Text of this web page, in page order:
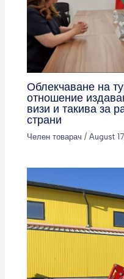
Облекчаване на
отношение
визи и такива за
страни
Челен товарач /August